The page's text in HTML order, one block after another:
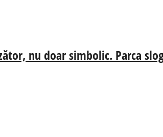
nu doar simbolic. Parca